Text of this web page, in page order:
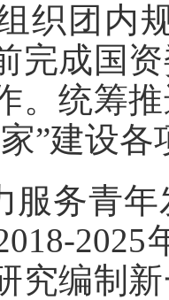
织团内
完成国
。统筹
”建设各
服务青
究编制